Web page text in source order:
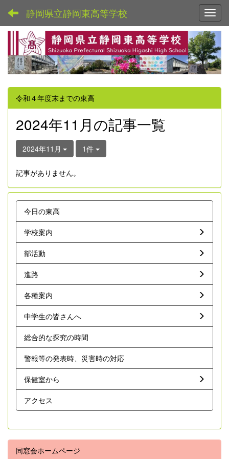
静岡県立静岡東高等学校
令和４年度末までの東高
2024年11月の記事一覧
2024年11月 1件
記事がありません。
今日の東高
学校案内
部活動
進路
各種案内
中学生の皆さんへ
総合的な探究の時間
警報等の発表時、災害時の対応
保健室から
アクセス
同窓会ホームページ